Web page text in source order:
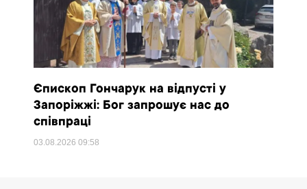
Єпископ Гончарук на відпусті у
Запоріжжі: Бог запрошує нас до
співпраці
03.08.202609:58